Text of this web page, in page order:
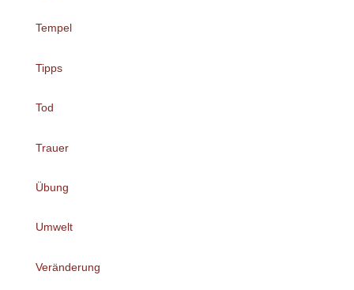
Tempel
Tipps
Tod
Trauer
Übung
Umwelt
Veränderung